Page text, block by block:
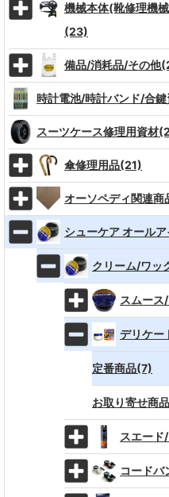
機械本体(靴修理機
(23)
備品/消耗品/その他
時計電池/時計バンド/合
スーツケース修理用資材
傘修理用品(21)
オーソペディ関連
シューケア オール
クリーム/ワッ
スムー
デリケー
定番商品(7)
お取り寄せ商
スエー
コード